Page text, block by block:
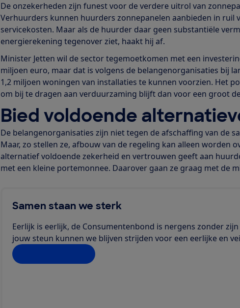
De onzekerheden zijn funest voor de verdere uitrol van
Verhuurders kunnen huurders zonnepanelen aanbieden in ruil
servicekosten. Maar als de huurder daar geen substantiële
energierekening tegenover ziet, haakt hij af.
Minister Jetten wil de sector tegemoetkomen met een
miljoen euro, maar dat is volgens de belangenorganisaties bij
1,2 miljoen woningen van installaties te kunnen voorzien. Het
om bij te dragen aan verduurzaming blijft dan voor een groot
Bied voldoende
De belangenorganisaties zijn niet tegen de afschaffing van de
Maar, zo stellen ze, afbouw van de regeling kan alleen worden
alternatief voldoende zekerheid en vertrouwen geeft aan
met een kleine portemonnee. Daarover gaan ze graag met de
Samen staan we sterk
Eerlijk is eerlijk, de Consumentenbond is nergens zonder
jouw steun kunnen we blijven strijden voor een eerlijke en